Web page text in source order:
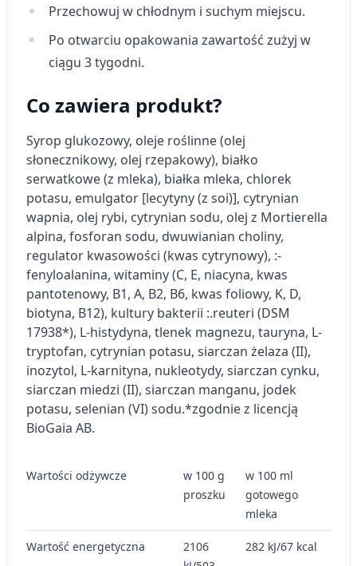
Przechowuj w chłodnym i suchym miejscu.
Po otwarciu opakowania zawartość zużyj w
ciągu 3 tygodni.
Co zawiera produkt?
Syrop glukozowy, oleje roślinne (olej
słonecznikowy, olej rzepakowy), białko
serwatkowe (z mleka), białka mleka, chlorek
potasu, emulgator [lecytyny (z soi)], cytrynian
wapnia, olej rybi, cytrynian sodu, olej z Mortierella
alpina, fosforan sodu, dwuwianian choliny,
regulator kwasowości (kwas cytrynowy), :-
fenyloalanina, witaminy (C, E, niacyna, kwas
pantotenowy, B1, A, B2, B6, kwas foliowy, K, D,
biotyna, B12), kultury bakterii :.reuteri (DSM
17938*), L-histydyna, tlenek magnezu, tauryna, L-
tryptofan, cytrynian potasu, siarczan żelaza (II),
inozytol, L-karnityna, nukleotydy, siarczan cynku,
siarczan miedzi (II), siarczan manganu, jodek
potasu, selenian (VI) sodu.*zgodnie z licencją
BioGaia AB.
Wartości odżywcze
w 100 g
proszku
w 100 ml
gotowego
mleka
Wartość energetyczna
2106
282 kJ/67 kcal
Pomiar efektywności treści
Rozumienie odbiorców dzięki statystyce lub
kombinacji danych z różnych źródeł
Wykorzystywanie ograniczonych danych do
wyboru treści
Funkcje specjalne IAB:
Użycie dokładnych danych
geolokalizacyjnych
Identyfikowanie urządzeń na podstawie
aktywnie żądanych informacji
Cele przetwarzania inne niż IAB:
Niezbędne
Wydajność (Performance)
Reklama / śledzenie